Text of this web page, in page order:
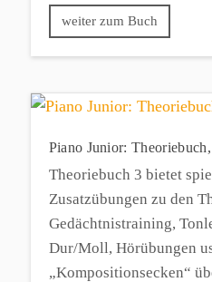
weiter zum Buch
Piano Junior:
Theoriebuch 3 bietet
Zusatzübungen zu den
Gedächtnistraining,
Dur/Moll, Hörübungen
„Kompositionsecken“